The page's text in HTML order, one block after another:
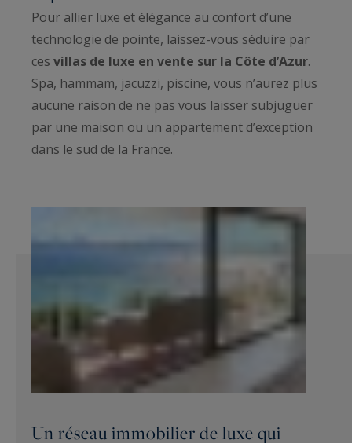
Pour allier luxe et élégance au confort d’une
technologie de pointe, laissez-vous séduire par
ces villas de luxe en vente sur la Côte d’Azur.
Spa, hammam, jacuzzi, piscine, vous n’aurez plus
aucune raison de ne pas vous laisser subjuguer
par une maison ou un appartement d’exception
dans le sud de la France.
Un réseau immobilier de luxe qui